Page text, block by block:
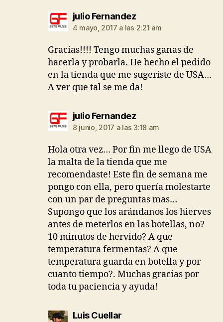
julio Fernandezdice:
4 mayo, 2017 a las 2:21 am
Gracias!!!! Tengo muchas ganas de
hacerla y probarla. He hecho el pedido
en la tienda que me sugeriste de USA…
A ver que tal se me da!
julio Fernandezdice:
8 junio, 2017 a las 3:18 am
Hola otra vez… Por fin me llego de USA
la malta de la tienda que me
recomendaste! Este fin de semana me
pongo con ella, pero quería molestarte
con un par de preguntas mas…
Supongo que los arándanos los hierves
antes de meterlos en las botellas, no?
10 minutos de hervido? A que
temperatura fermentas? A que
temperatura guarda en botella y por
cuanto tiempo?. Muchas gracias por
toda tu paciencia y ayuda!
Luis Cuellardice: